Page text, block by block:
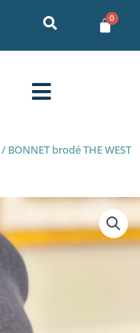
Menu
/ BONNET brodé THE WEST